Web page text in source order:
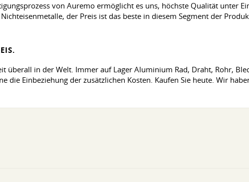
von Auremo ermöglicht es uns, höchste Qualität unter
der Preis ist das beste in diesem Segment der
überall in der Welt. Immer auf Lager Aluminium Rad, Draht, Rohr,
die Einbeziehung der zusätzlichen Kosten. Kaufen Sie heute. Wir